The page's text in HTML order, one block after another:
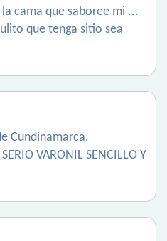
cama que saboree mi ...
que tenga sitio sea
Cundinamarca.
VARONIL SENCILLO Y